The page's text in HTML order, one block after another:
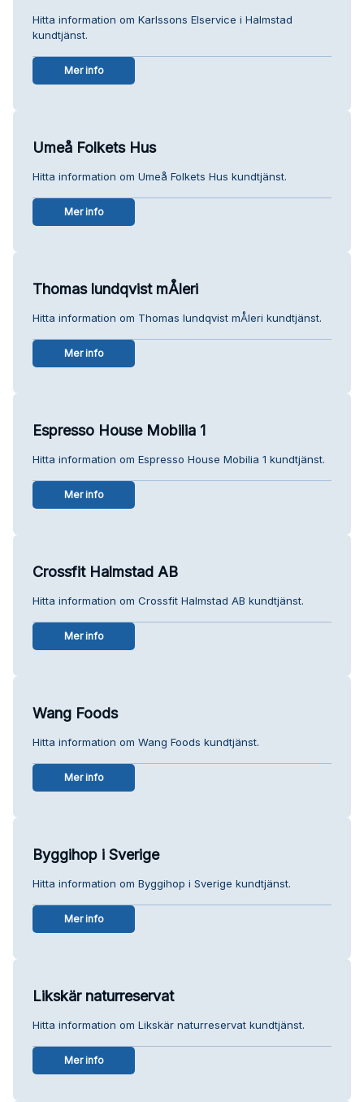
Hitta information om Karlssons Elservice i Halmstad
kundtjänst.
Mer info
Umeå Folkets Hus
Hitta information om Umeå Folkets Hus kundtjänst.
Mer info
Thomas lundqvist mÅleri
Hitta information om Thomas lundqvist mÅleri kundtjänst.
Mer info
Espresso House Mobilia 1
Hitta information om Espresso House Mobilia 1 kundtjänst.
Mer info
Crossfit Halmstad AB
Hitta information om Crossfit Halmstad AB kundtjänst.
Mer info
Wang Foods
Hitta information om Wang Foods kundtjänst.
Mer info
Byggihop i Sverige
Hitta information om Byggihop i Sverige kundtjänst.
Mer info
Likskär naturreservat
Hitta information om Likskär naturreservat kundtjänst.
Mer info